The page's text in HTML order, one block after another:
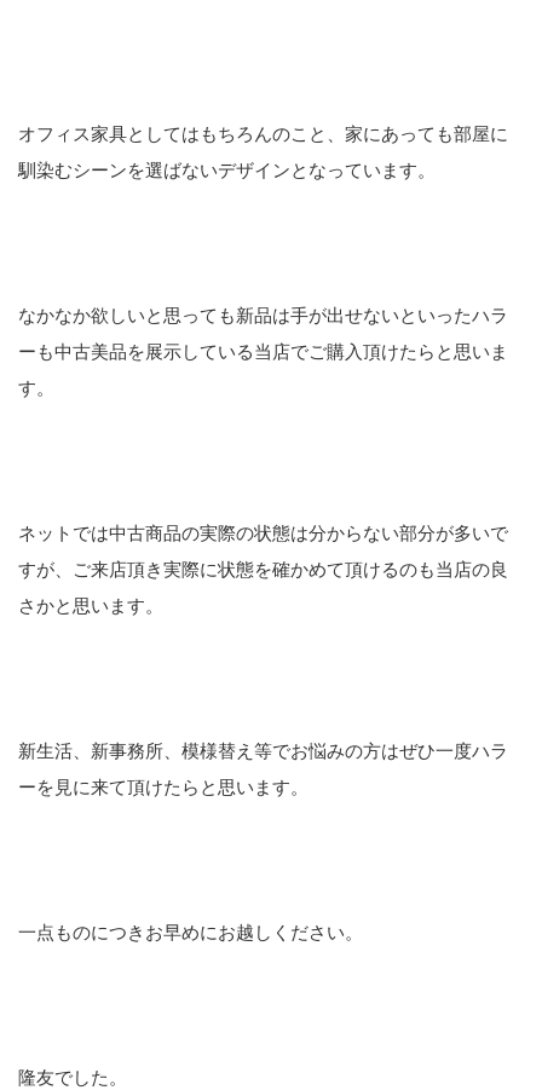
オフィス家具としてはもちろんのこと、家にあっても部屋に
馴染むシーンを選ばないデザインとなっています。
なかなか欲しいと思っても新品は手が出せないといったハラ
ーも中古美品を展示している当店でご購入頂けたらと思いま
す。
ネットでは中古商品の実際の状態は分からない部分が多いで
すが、ご来店頂き実際に状態を確かめて頂けるのも当店の良
さかと思います。
新生活、新事務所、模様替え等でお悩みの方はぜひ一度ハラ
ーを見に来て頂けたらと思います。
一点ものにつきお早めにお越しください。
隆友でした。